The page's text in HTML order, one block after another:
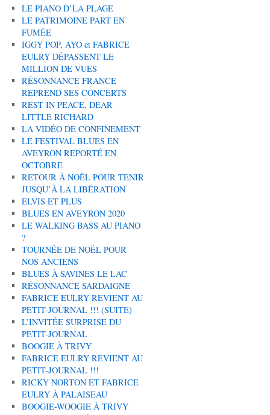
LE PIANO D’LA PLAGE
LE PATRIMOINE PART EN
FUMÉE
IGGY POP, AYO et FABRICE
EULRY DÉPASSENT LE
MILLION DE VUES
RÉSONNANCE FRANCE
REPREND SES CONCERTS
REST IN PEACE, DEAR
LITTLE RICHARD
LA VIDÉO DE CONFINEMENT
LE FESTIVAL BLUES EN
AVEYRON REPORTÉ EN
OCTOBRE
RETOUR À NOËL POUR TENIR
JUSQU’À LA LIBÉRATION
ELVIS ET PLUS
BLUES EN AVEYRON 2020
LE WALKING BASS AU PIANO
?
TOURNÉE DE NOËL POUR
NOS ANCIENS
BLUES À SAVINES LE LAC
RÉSONNANCE SARDAIGNE
FABRICE EULRY REVIENT AU
PETIT-JOURNAL !!! (SUITE)
L’INVITÉE SURPRISE DU
PETIT-JOURNAL
BOOGIE À TRIVY
FABRICE EULRY REVIENT AU
PETIT-JOURNAL !!!
RICKY NORTON ET FABRICE
EULRY À PALAISEAU
BOOGIE-WOOGIE À TRIVY